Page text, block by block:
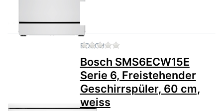
BOSCH Zu diesem Produkt liegen
Bosch SMS6ECW15E
Serie 6, Freistehender
Geschirrspüler, 60 cm,
weiss